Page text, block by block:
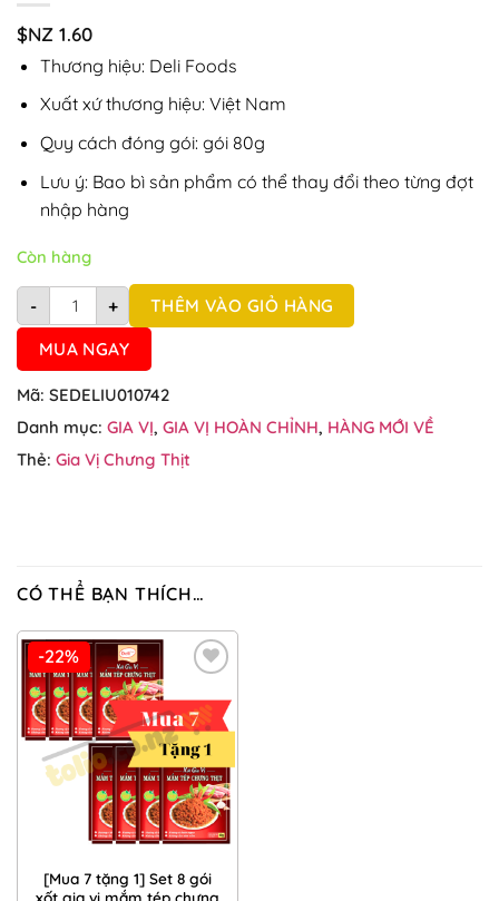
$NZ 1.60
Thương hiệu: Deli Foods
Xuất xứ thương hiệu: Việt Nam
Quy cách đóng gói: gói 80g
Lưu ý: Bao bì sản phẩm có thể thay đổi theo từng đợt
nhập hàng
Còn hàng
-
Xốt gia vị mắm tép chưng thịt Deli Foods 80g số lượng
+
THÊM VÀO GIỎ HÀNG
MUA NGAY
Mã: SEDELIU010742
Danh mục: GIA VỊ, GIA VỊ HOÀN CHỈNH, HÀNG MỚI VỀ
Thẻ: Gia Vị Chưng Thịt
CÓ THỂ BẠN THÍCH…
-22%
Add to
Wishlist
[Mua 7 tặng 1] Set 8 gói
xốt gia vị mắm tép chưng